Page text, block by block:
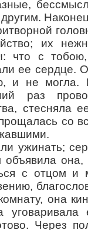
их
что с
ее сердце.
и не могла.
раз
стесняла
со
ужинать;
объявила
с отцом и
она
уговаривала
Через